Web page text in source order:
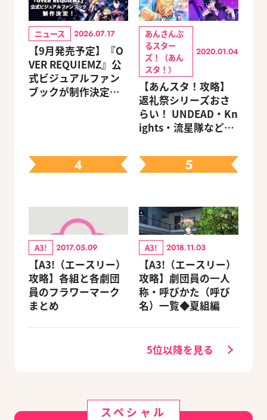
ニュース 2026.07.17
【9月発売予定】『O
VER REQUIEMZ』公
式ビジュアルファン
ブックが制作決定！
あんさんぶ
るスター
ズ！（あん
スタ！）
2020.01.04
【あんスタ！攻略】
返礼祭シリーズおさ
らい！ UNDEAD・Kn
ights・流星隊など、
ェック
4
A3! 2017.05.09
【A3!（エースリー）
攻略】各組と各劇団
員のフラワーマーク
まとめ
5
A3! 2018.11.03
【A3!（エースリー）
攻略】劇団員の一人
称・呼びかた（呼び
名）一覧◆夏組編
5位以降を見る
スペシャル